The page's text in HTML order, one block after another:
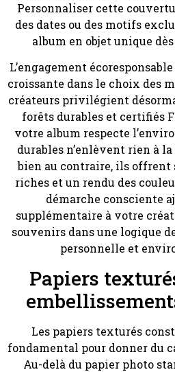
Personnaliser cette
des dates ou des motifs
album en objet unique
L’engagement
croissante dans le choix des
créateurs privilégient
forêts durables et certifiés
votre album respecte
durables n’enlèvent rien à
bien au contraire, ils offrent
riches et un rendu des
démarche consciente
supplémentaire à votre
souvenirs dans une logique
personnelle et
Papiers
Les papiers texturés
fondamental pour donner du
Au-delà du papier photo